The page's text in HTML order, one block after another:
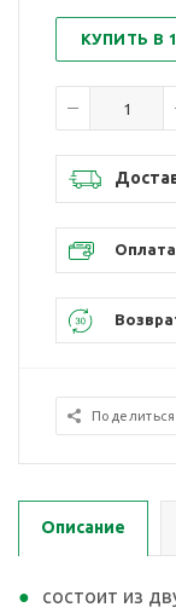
КУПИТЬ В
Оплата
Поделиться
Описание
состоит из